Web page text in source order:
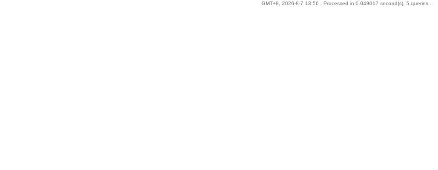
GMT+8, 2026-8-7 13:56 , Processed in 0.049017 second(s), 5 queries .